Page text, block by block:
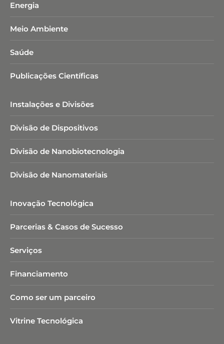
Energia
Meio Ambiente
Saúde
Publicações Científicas
Instalações e Divisões
Divisão de Dispositivos
Divisão de Nanobiotecnologia​
Divisão de Nanomateriais
Inovação Tecnológica
Parcerias & Casos de Sucesso
Serviços
Financiamento
Como ser um parceiro
Vitrine Tecnológica